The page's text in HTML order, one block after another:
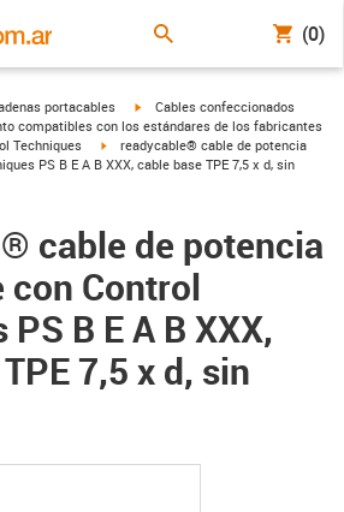
(0)
portacables igus-icon-arrow-right
Cables confeccionados
compatibles con los estándares de los fabricantes
Techniques igus-icon-arrow-right
readycable® cable de potencia
PS B E A B XXX, cable base TPE 7,5 x d, sin
cable de potencia
Control
B E A B XXX,
7,5 x d, sin